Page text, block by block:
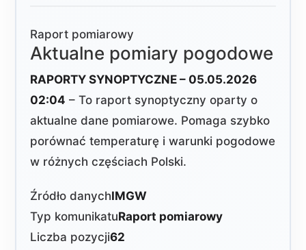
Raport pomiarowy
Aktualne pomiary pogodowe
RAPORTY SYNOPTYCZNE – 05.05.2026
02:04 – To raport synoptyczny oparty o
aktualne dane pomiarowe. Pomaga szybko
porównać temperaturę i warunki pogodowe
w różnych częściach Polski.
Źródło danychIMGW
Typ komunikatuRaport pomiarowy
Liczba pozycji62